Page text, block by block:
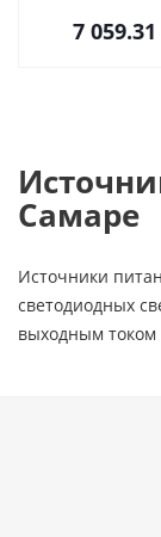
7 059.31
Самаре
Источники
светодиодных
выходным током